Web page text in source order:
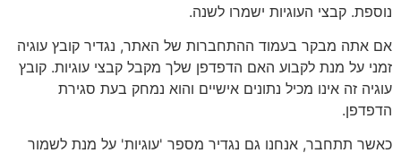
נוספת. קבצי העוגיות ישמרו לשנה.
אם אתה מבקר בעמוד ההתחברות של האתר, נגדיר קובץ עוגיה
זמני על מנת לקבוע האם הדפדפן שלך מקבל קבצי עוגיות. קובץ
עוגיה זה אינו מכיל נתונים אישיים והוא נמחק בעת סגירת
הדפדפן.
כאשר תתחבר, אנחנו גם נגדיר מספר 'עוגיות' על מנת לשמור